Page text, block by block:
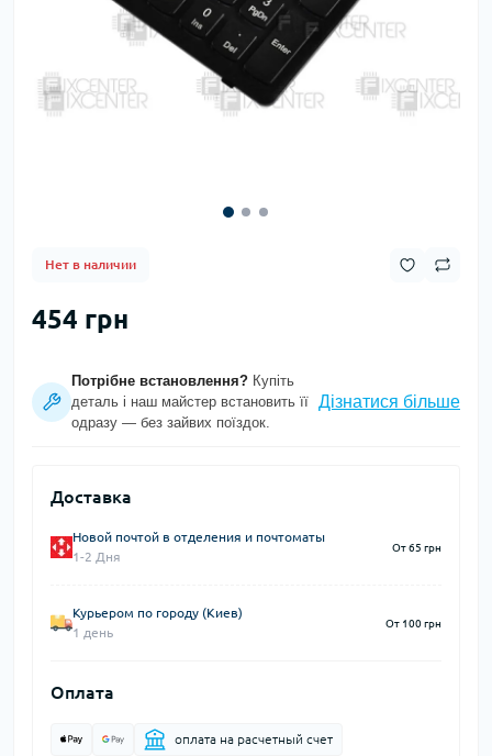
Нет в наличии
454 грн
Потрібне встановлення? Купіть
деталь і наш майстер встановить її
одразу — без зайвих поїздок.
Дізнатися більше
Доставка
Новой почтой в отделения и почтоматы
1-2 Дня
От 65 грн
Курьером по городу (Киев)
1 день
От 100 грн
Оплата
оплата на расчетный счет